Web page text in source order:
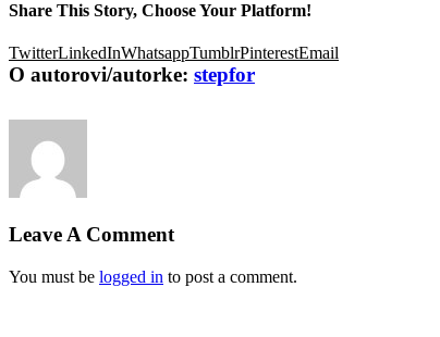
Share This Story, Choose Your Platform!
TwitterLinkedInWhatsappTumblrPinterestEmail
O autorovi/autorke: stepfor
Leave A Comment
You must be logged in to post a comment.